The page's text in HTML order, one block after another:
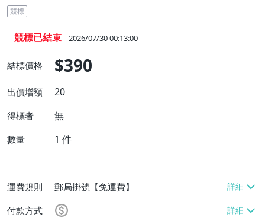
競標
競標已結束 2026/07/30 00:13:00
結標價格 $390
出價增額 20
得標者 無
數量 1 件
運費規則
郵局掛號【免運費】
付款方式